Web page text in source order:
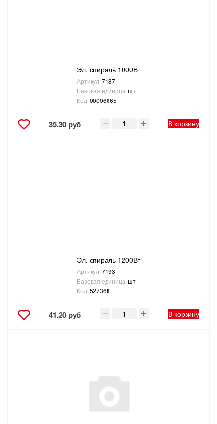
ЭЛЕКТРОМОНТАЖНЫЕ ТОВАРЫ, СВЕТОТЕХНИКА
Эл. спираль 1000Вт
Артикул 7187
Базовая единица шт
Код 00006665
35.30 руб В корзину
Эл. спираль 1200Вт
Артикул 7193
Базовая единица шт
Код 527368
41.20 руб В корзину